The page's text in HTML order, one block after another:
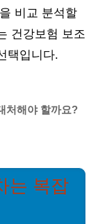
비교 분석할
건강보험 보조
택입니다.
처해야 할까요?
는 복잡